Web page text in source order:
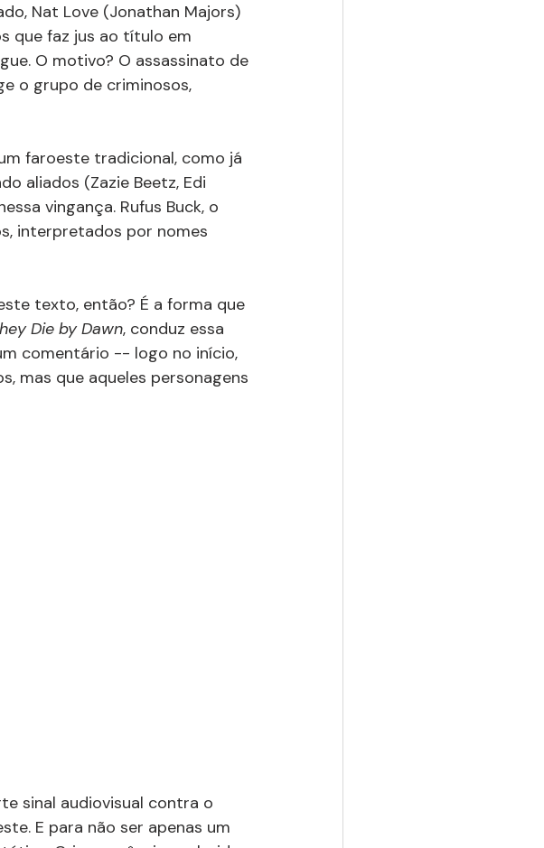
Nat Love (Jonathan Majors)
que faz jus ao título em
O motivo? O assassinato de
o grupo de criminosos,
faroeste tradicional, como já
aliados (Zazie Beetz, Edi
vingança. Rufus Buck, o
interpretados por nomes
texto, então? É a forma que
Die by Dawn, conduz essa
comentário -- logo no início,
mas que aqueles personagens
sinal audiovisual contra o
E para não ser apenas um